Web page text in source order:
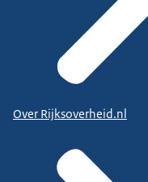
Over Rijksoverheid.nl